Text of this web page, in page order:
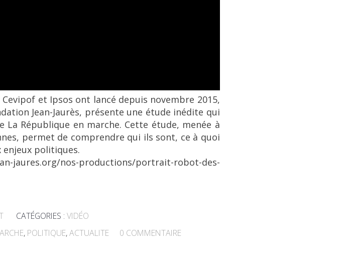
et Ipsos ont lancé depuis novembre 2015,
Jean-Jaurès, présente une étude inédite qui
République en marche. Cette étude, menée à
permet de comprendre qui ils sont, ce à quoi
politiques.
nos-productions/portrait-robot-des-
CATÉGORIES : VIDÉO
, POLITIQUE,ACTUALITE 0 COMMENTAIRE